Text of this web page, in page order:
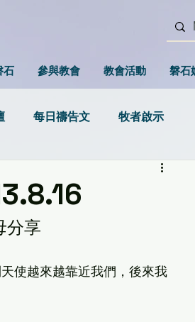
石 參與教會 教會活動 磐石
每日禱告文 牧者啟示
分享
使越來越靠近我們，後來我